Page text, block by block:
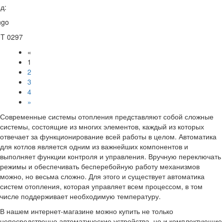
0297
«
1
2
3
4
»
Современные системы отопления представляют собой сложные
системы, состоящие из многих элементов, каждый из которых
отвечает за функционирование всей работы в целом. Автоматика
для котлов является одним из важнейших компонентов и
выполняет функции контроля и управления. Вручную переключать
режимы и обеспечивать бесперебойную работу механизмов
можно, но весьма сложно. Для этого и существует автоматика
систем отопления, которая управляет всем процессом, в том
числе поддерживает необходимую температуру.
В нашем интернет-магазине можно купить не только